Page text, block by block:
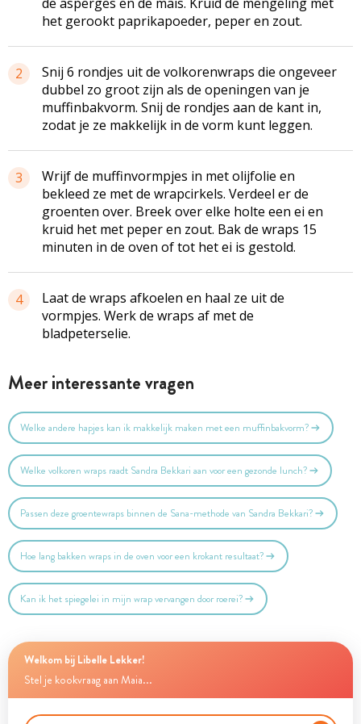
het gerookt paprikapoeder, peper en zout.
2
Snij 6 rondjes uit de volkorenwraps die ongeveer
dubbel zo groot zijn als de openingen van je
muffinbakvorm. Snij de rondjes aan de kant in,
zodat je ze makkelijk in de vorm kunt leggen.
3
Wrijf de muffinvormpjes in met olijfolie en
bekleed ze met de wrapcirkels. Verdeel er de
groenten over. Breek over elke holte een ei en
kruid het met peper en zout. Bak de wraps 15
minuten in de oven of tot het ei is gestold.
4
Laat de wraps afkoelen en haal ze uit de
vormpjes. Werk de wraps af met de
bladpeterselie.
Meer interessante vragen
Welke andere hapjes kan ik makkelijk maken met een muffinbakvorm?
Welke volkoren wraps raadt Sandra Bekkari aan voor een gezonde lunch?
Passen deze groentewraps binnen de Sana-methode van Sandra Bekkari?
Hoe lang bakken wraps in de oven voor een krokant resultaat?
Kan ik het spiegelei in mijn wrap vervangen door roerei?
Welkom bij Libelle Lekker!
Stel je kookvraag aan Maia...